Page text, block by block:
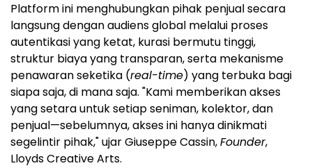
Platform ini menghubungkan pihak penjual secara
langsung dengan audiens global melalui proses
autentikasi yang ketat, kurasi bermutu tinggi,
struktur biaya yang transparan, serta mekanisme
penawaran seketika (real-time) yang terbuka bagi
siapa saja, di mana saja. "Kami memberikan akses
yang setara untuk setiap seniman, kolektor, dan
penjual—sebelumnya, akses ini hanya dinikmati
segelintir pihak," ujar Giuseppe Cassin,Founder,
Lloyds Creative Arts.